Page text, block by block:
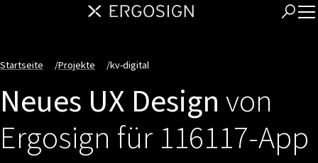
Startseite /Projekte /kv-digital
Neues UX Designvon
Ergosign für 116117-App